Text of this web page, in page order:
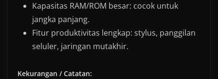
Kapasitas RAM/ROM besar: cocok untuk
jangka panjang.
Fitur produktivitas lengkap: stylus, panggilan
seluler, jaringan mutakhir.
Kekurangan / Catatan: